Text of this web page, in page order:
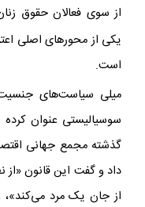
از سوی فعالان حقوق
یکی از محورهای اصلی
است.
میلی سیاست‌های
سوسیالیستی عنوان
گذشته مجمع جهانی
داد و گفت این قانون
از جان یک مرد می‌کند»،